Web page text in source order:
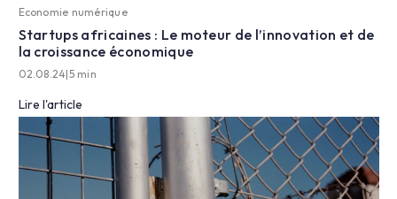
Economie numérique
Startups africaines : Le moteur de l’innovation et de
la croissance économique
02.08.24|5 min
Lire l'article